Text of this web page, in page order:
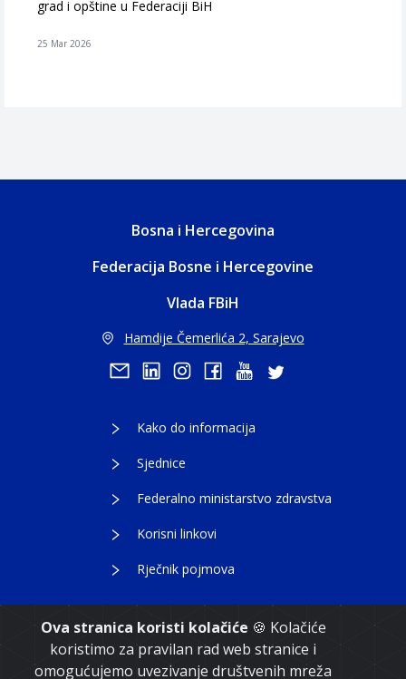
Ova stranica koristi kolačiće 🍪 Kolačiće
koristimo za pravilan rad web stranice i
omogućujemo uvezivanje društvenih mreža
grad i opštine u Federaciji BiH
25 Mar 2026
Bosna i Hercegovina
Federacija Bosne i Hercegovine
Vlada FBiH
Hamdije Čemerlića 2, Sarajevo
Kako do informacija
Sjednice
Federalno ministarstvo zdravstva
Korisni linkovi
Rječnik pojmova
Copyright 2021. Vlada Federacije Bosne i